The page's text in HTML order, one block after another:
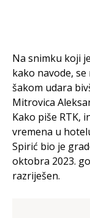
Na snimku koji
kako navode,
šakom udara
Mitrovica
Kako piše RTK,
vremena u
Spirić bio je
oktobra 2023.
razriješen.